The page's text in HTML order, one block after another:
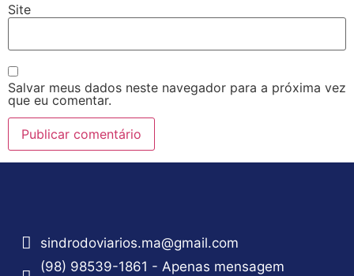
Site
Salvar meus dados neste navegador para a próxima vez
que eu comentar.
sindrodoviarios.ma@gmail.com
(98) 98539-1861 - Apenas mensagem